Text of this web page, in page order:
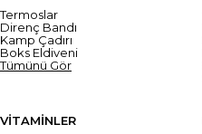
Termoslar
Direnç Bandı
Kamp Çadırı
Boks Eldiveni
Tümünü Gör
VİTAMİNLER